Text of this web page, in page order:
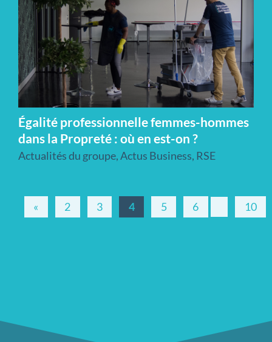
Égalité professionnelle femmes-hommes
dans la Propreté : où en est-on ?
Actualités du groupe,Actus Business, RSE
« 2 3 4 5 6 10